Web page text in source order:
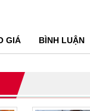
GIÁ BÌNH LUẬN